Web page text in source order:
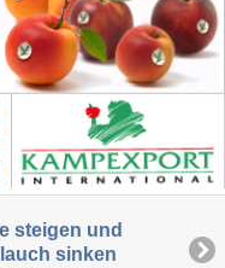
steigen und
sinken